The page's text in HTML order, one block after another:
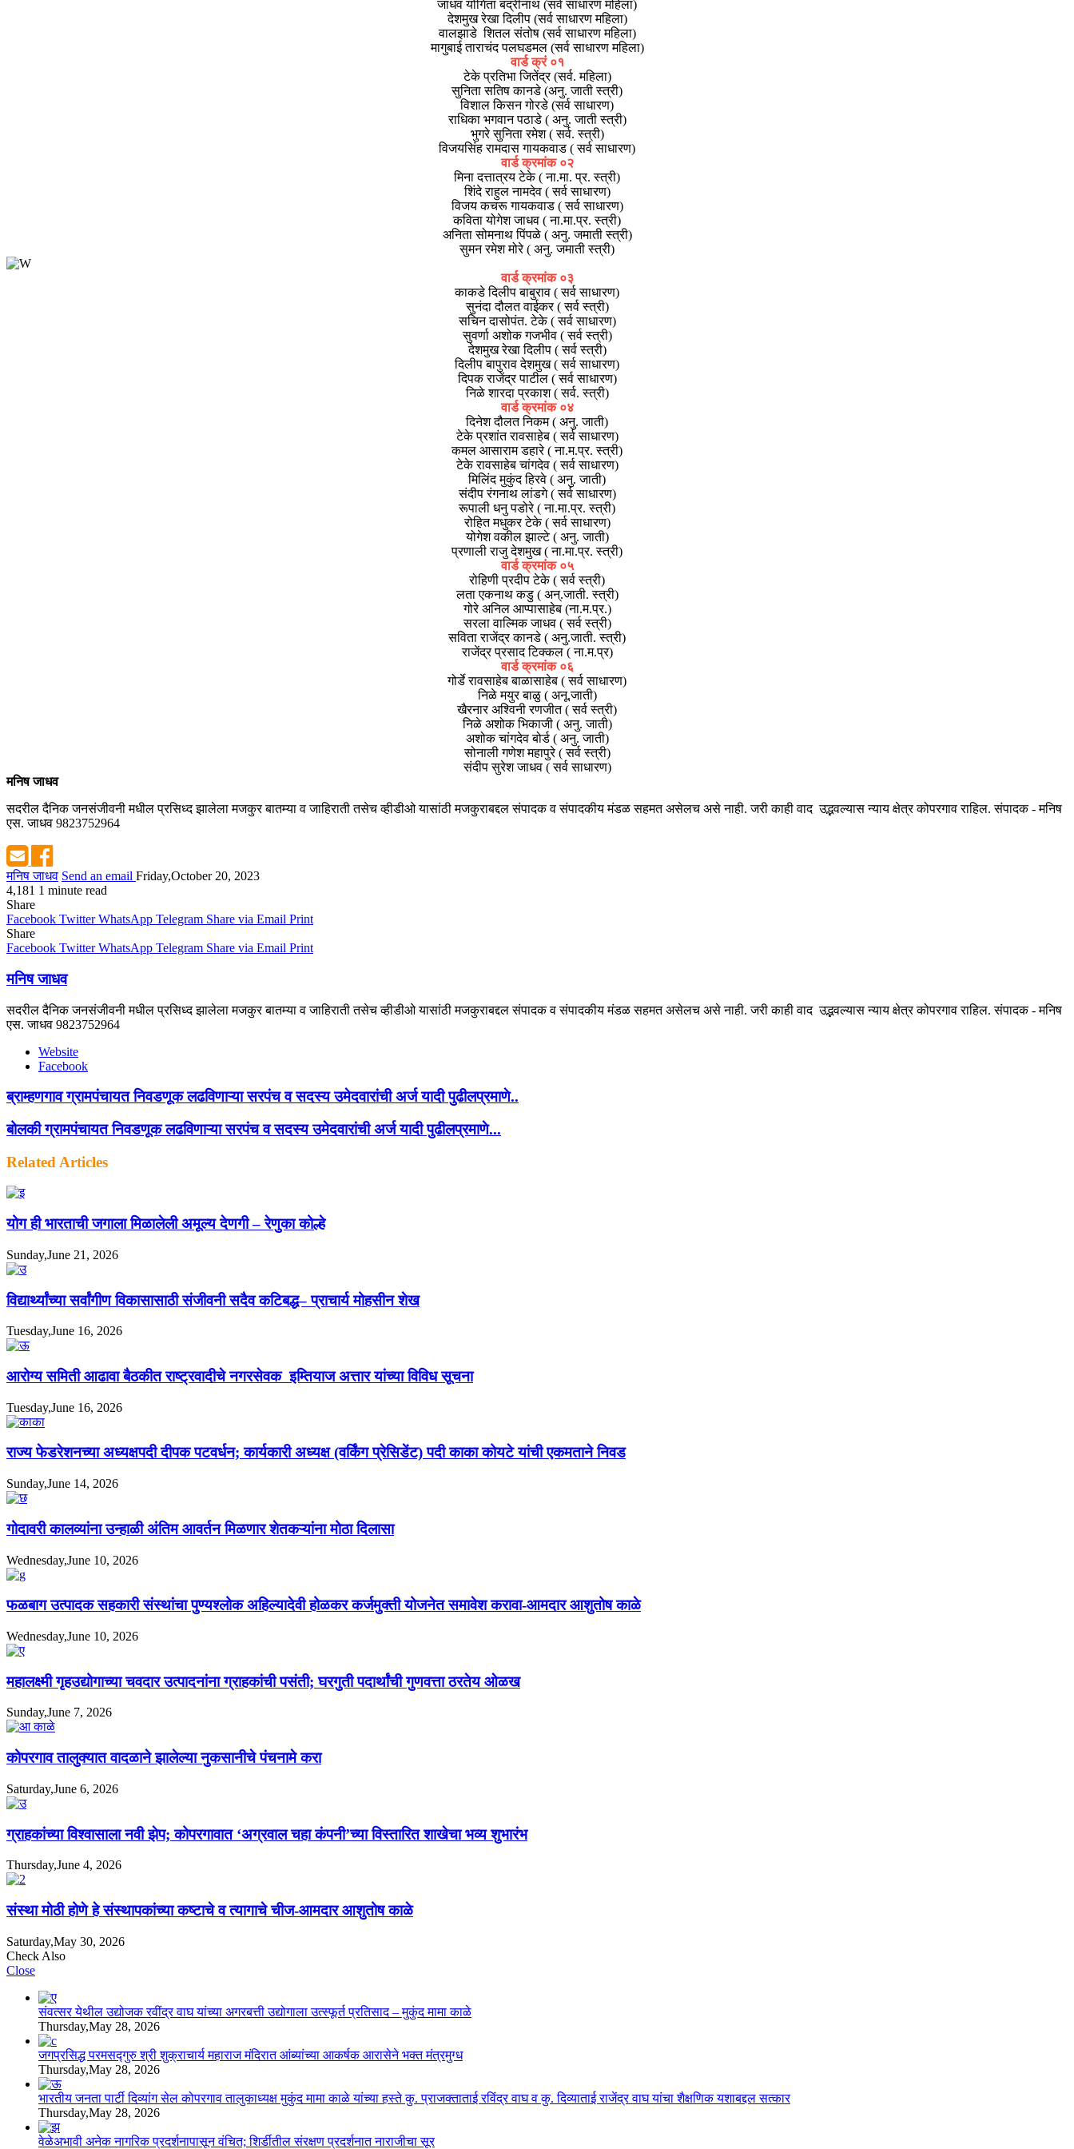
जाधव योगिता बद्रीनाथ (सर्व साधारण महिला)
देशमुख रेखा दिलीप (सर्व साधारण महिला)
वालझाडे शितल संतोष (सर्व साधारण महिला)
मागुबाई ताराचंद पलघडमल (सर्व साधारण महिला)
वार्ड क्रं ०१
टेके प्रतिभा जितेंद्र (सर्व. महिला)
सुनिता सतिष कानडे (अनु. जाती स्त्री)
विशाल किसन गोरडे (सर्व साधारण)
राधिका भगवान पठाडे ( अनु. जाती स्त्री)
भुगरे सुनिता रमेश ( सर्व. स्त्री)
विजयसिंह रामदास गायकवाड ( सर्व साधारण)
वार्ड क्रमांक ०२
मिना दत्तात्रय टेके ( ना.मा. प्र. स्त्री)
शिंदे राहुल नामदेव ( सर्व साधारण)
विजय कचरू गायकवाड ( सर्व साधारण)
कविता योगेश जाधव ( ना.मा.प्र. स्त्री)
अनिता सोमनाथ पिंपळे ( अनु. जमाती स्त्री)
सुमन रमेश मोरे ( अनु. जमाती स्त्री)
वार्ड क्रमांक ०३
काकडे दिलीप बाबुराव ( सर्व साधारण)
सुनंदा दौलत वाईकर ( सर्व स्त्री)
सचिन दासोपंत. टेके ( सर्व साधारण)
सुवर्णा अशोक गजभीव ( सर्व स्त्री)
देशमुख रेखा दिलीप ( सर्व स्त्री)
दिलीप बापुराव देशमुख ( सर्व साधारण)
दिपक राजेंद्र पाटील ( सर्व साधारण)
निळे शारदा प्रकाश ( सर्व. स्त्री)
वार्ड क्रमांक ०४
दिनेश दौलत निकम ( अनु. जाती)
टेके प्रशांत रावसाहेब ( सर्व साधारण)
कमल आसाराम डहारे ( ना.म.प्र. स्त्री)
टेके रावसाहेब चांगदेव ( सर्व साधारण)
मिलिंद मुकुंद हिरवे ( अनु. जाती)
संदीप रंगनाथ लांडगे ( सर्व साधारण)
रूपाली धनु पडोरे ( ना.मा.प्र. स्त्री)
रोहित मधुकर टेके ( सर्व साधारण)
योगेश वकील झाल्टे ( अनु. जाती)
प्रणाली राजु देशमुख ( ना.मा.प्र. स्त्री)
वार्ड क्रमांक ०५
रोहिणी प्रदीप टेके ( सर्व स्त्री)
लता एकनाथ कडु ( अन्.जाती. स्त्री)
गोरे अनिल आप्पासाहेब (ना.म.प्र.)
सरला वाल्मिक जाधव ( सर्व स्त्री)
सविता राजेंद्र कानडे ( अनु.जाती. स्त्री)
राजेंद्र प्रसाद टिक्कल ( ना.म.प्र)
वार्ड क्रमांक ०६
गोर्डे रावसाहेब बाळासाहेब ( सर्व साधारण)
निळे मयुर बाळु ( अनू.जाती)
खैरनार अश्विनी रणजीत ( सर्व स्त्री)
निळे अशोक भिकाजी ( अनु. जाती)
अशोक चांगदेव बोर्ड ( अनु. जाती)
सोनाली गणेश महापुरे ( सर्व स्त्री)
संदीप सुरेश जाधव ( सर्व साधारण)
मनिष जाधव
सदरील दैनिक जनसंजीवनी मधील प्रसिध्द झालेला मजकुर बातम्या व जाहिराती तसेच व्हीडीओ यासांठी मजकुराबद्दल संपादक व संपादकीय मंडळ सहमत असेलच असे नाही. जरी काही वाद उद्भवल्यास न्याय क्षेत्र कोपरगाव राहिल. संपादक - मनिष
एस. जाधव 9823752964
मनिष जाधव Send an email Friday,October 20, 2023
4,181 1 minute read
Share
Facebook Twitter WhatsApp Telegram Share via Email Print
Share
Facebook Twitter WhatsApp Telegram Share via Email Print
मनिष जाधव
सदरील दैनिक जनसंजीवनी मधील प्रसिध्द झालेला मजकुर बातम्या व जाहिराती तसेच व्हीडीओ यासांठी मजकुराबद्दल संपादक व संपादकीय मंडळ सहमत असेलच असे नाही. जरी काही वाद उद्भवल्यास न्याय क्षेत्र कोपरगाव राहिल. संपादक - मनिष
एस. जाधव 9823752964
Website
Facebook
ब्राम्हणगाव ग्रामपंचायत निवडणूक लढविणाऱ्या सरपंच व सदस्य उमेदवारांची अर्ज यादी पुढीलप्रमाणे..
बोलकी ग्रामपंचायत निवडणूक लढविणाऱ्या सरपंच व सदस्य उमेदवारांची अर्ज यादी पुढीलप्रमाणे...
Related Articles
योग ही भारताची जगाला मिळालेली अमूल्य देणगी – रेणुका कोल्हे
Sunday,June 21, 2026
विद्यार्थ्यांच्या सर्वांगीण विकासासाठी संजीवनी सदैव कटिबद्ध– प्राचार्य मोहसीन शेख
Tuesday,June 16, 2026
आरोग्य समिती आढावा बैठकीत राष्ट्रवादीचे नगरसेवक इम्तियाज अत्तार यांच्या विविध सूचना
Tuesday,June 16, 2026
राज्य फेडरेशनच्या अध्यक्षपदी दीपक पटवर्धन; कार्यकारी अध्यक्ष (वर्किंग प्रेसिडेंट) पदी काका कोयटे यांची एकमताने निवड
Sunday,June 14, 2026
गोदावरी कालव्यांना उन्हाळी अंतिम आवर्तन मिळणार शेतकऱ्यांना मोठा दिलासा
Wednesday,June 10, 2026
फळबाग उत्पादक सहकारी संस्थांचा पुण्यश्लोक अहिल्यादेवी होळकर कर्जमुक्ती योजनेत समावेश करावा-आमदार आशुतोष काळे
Wednesday,June 10, 2026
महालक्ष्मी गृहउद्योगाच्या चवदार उत्पादनांना ग्राहकांची पसंती; घरगुती पदार्थांची गुणवत्ता ठरतेय ओळख
Sunday,June 7, 2026
कोपरगाव तालुक्यात वादळाने झालेल्या नुकसानीचे पंचनामे करा
Saturday,June 6, 2026
ग्राहकांच्या विश्वासाला नवी झेप; कोपरगावात ‘अग्रवाल चहा कंपनी’च्या विस्तारित शाखेचा भव्य शुभारंभ
Thursday,June 4, 2026
संस्था मोठी होणे हे संस्थापकांच्या कष्टाचे व त्यागाचे चीज-आमदार आशुतोष काळे
Saturday,May 30, 2026
Check Also
Close
संवत्सर येथील उद्योजक रवींद्र वाघ यांच्या अगरबत्ती उद्योगाला उत्स्फूर्त प्रतिसाद – मुकुंद मामा काळे
Thursday,May 28, 2026
जगप्रसिद्ध परमसद्गुरु श्री शुक्राचार्य महाराज मंदिरात आंब्यांच्या आकर्षक आरासेने भक्त मंत्रमुग्ध
Thursday,May 28, 2026
भारतीय जनता पार्टी दिव्यांग सेल कोपरगाव तालुकाध्यक्ष मुकुंद मामा काळे यांच्या हस्ते कु. प्राजक्ताताई रविंद्र वाघ व कु. दिव्याताई राजेंद्र वाघ यांचा शैक्षणिक यशाबद्दल सत्कार
Thursday,May 28, 2026
वेळेअभावी अनेक नागरिक प्रदर्शनापासून वंचित; शिर्डीतील संरक्षण प्रदर्शनात नाराजीचा सूर